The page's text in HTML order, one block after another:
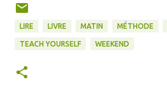
LIRE LIVRE MATIN MÉTHODE
TEACH YOURSELF WEEKEND